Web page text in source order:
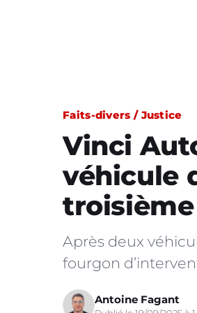
Faits-divers / Justice
Vinci
véhicule
troisième
Après deux
fourgon
Antoine Fagant